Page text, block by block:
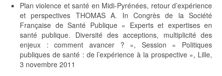
Plan violence et santé en Midi-Pyrénées, retour d’expérience
et perspectives THOMAS A. In Congrès de la Société
Française de Santé Publique « Experts et expertises en
santé publique. Diversité des acceptions, multiplicité des
enjeux : comment avancer ? », Session « Politiques
publiques de santé : de l’expérience à la prospective », Lille,
3 novembre 2011